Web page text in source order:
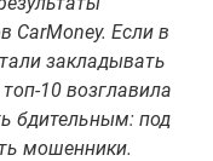
CarMoney. Если в
закладывать
10 возглавила
бдительным: под
мошенники.